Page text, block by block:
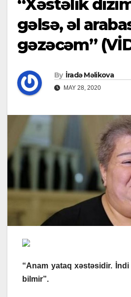
“Xəstəlik
gəlsə, əl
gəzəcəm”
By İradə Məlikova
MAY 28, 2020
“Anam yataq xəstəsidir.
bilmir”.